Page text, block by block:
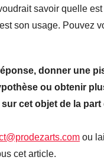
savoir quelle est
son usage. Pouvez
donner une
ou obtenir
cet objet de la part
ou
cet article.